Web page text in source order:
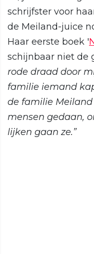
schrijfster voor
de Meiland-juice
Haar eerste boek '
schijnbaar niet de
rode draad door
familie iemand
de familie
mensen gedaan,
lijken gaan ze.”